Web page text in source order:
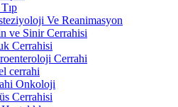
Ve Reanimasyon
ve Sinir Cerrahisi
Cerrahisi
Cerrahi
cerrahi
Onkoloji
Cerrahisi